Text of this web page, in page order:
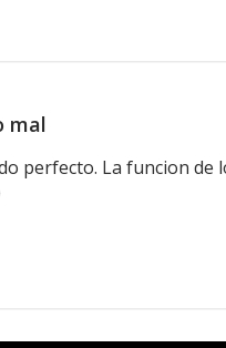
mal
perfecto. La funcion de